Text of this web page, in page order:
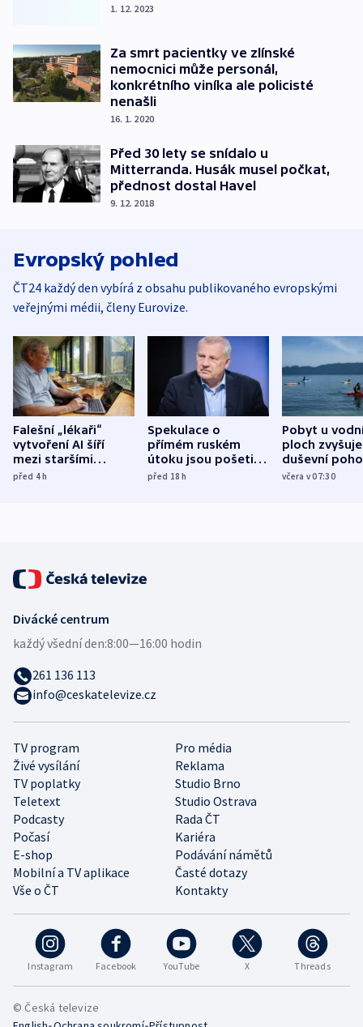
1. 12. 2023
Za smrt pacientky ve zlínské
nemocnici může personál,
konkrétního viníka ale policisté
nenašli
16. 1. 2020
Před 30 lety se snídalo u
Mitterranda. Husák musel počkat,
přednost dostal Havel
9. 12. 2018
Evropský pohled
ČT24 každý den vybírá z obsahu publikovaného evropskými
veřejnými médii, členy Eurovize.
Falešní „lékaři“
vytvoření AI šíří
mezi staršími
Poláky nebezpečné
před 4h
Spekulace o
přímém ruském
útoku jsou pošetilé,
míní estonský
před 18h
Pobyt u
ploch zvyšuje
duševní
ukázala
včera v 07:30
Instagram Facebook YouTube X Threads
TV program
Pro média
Živé vysílání
Reklama
TV poplatky
Studio Brno
Teletext
Studio Ostrava
Podcasty
Rada ČT
Počasí
Kariéra
E-shop
Podávání námětů
Mobilní a TV aplikace
Časté dotazy
Vše o ČT
Kontakty
Divácké centrum
každý všední den:8:00—16:00 hodin
261 136 113
info@ceskatelevize.cz
© Česká televize